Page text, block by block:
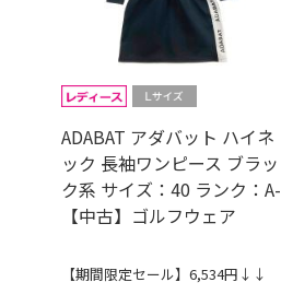
ADABAT アダバット ハイネ
ック 長袖ワンピース ブラッ
ク系 サイズ：40 ランク：A-
【中古】ゴルフウェア
【期間限定セール】6,534円↓↓